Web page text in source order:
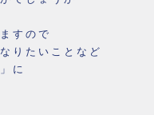
すので
りたいことなど
に